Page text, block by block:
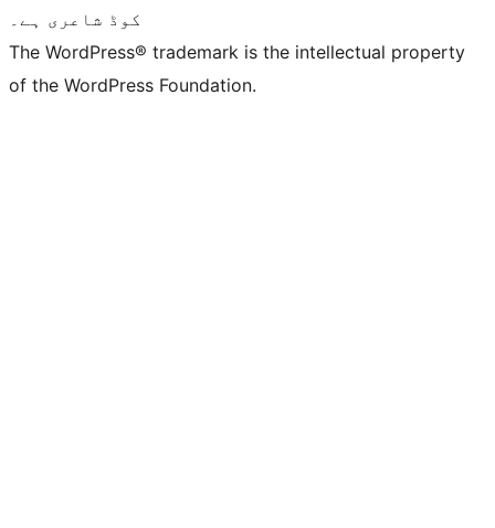
کوڈ شاعری ہے۔
The WordPress® trademark is the intellectual property
of the WordPress Foundation.